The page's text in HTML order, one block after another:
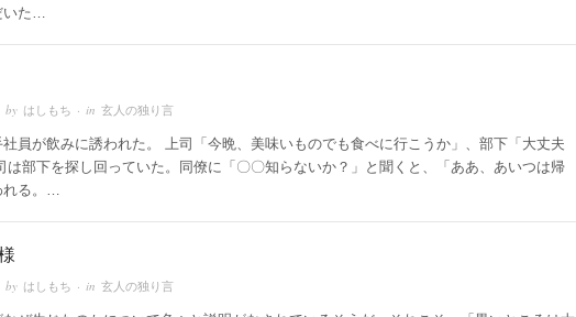
いた…
by はしもち · in 玄人の独り言
員が飲みに誘われた。 上司「今晩、美味いものでも食べに行こうか」、部下「大丈夫
は部下を探し回っていた。同僚に「〇〇知らないか？」と聞くと、「ああ、あいつは帰
る。…
by はしもち · in 玄人の独り言